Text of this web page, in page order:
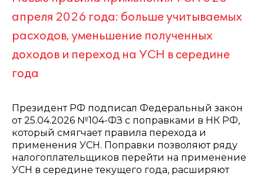
апреля 2026 года: больше учитываемых
расходов, уменьшение полученных
доходов и переход на УСН в середине
года
Президент РФ подписал Федеральный закон
от 25.04.2026 №104-ФЗ с поправками в НК РФ,
который смягчает правила перехода и
применения УСН. Поправки позволяют ряду
налогоплательщиков перейти на применение
УСН в середине текущего года, расширяют